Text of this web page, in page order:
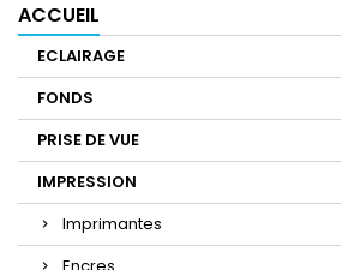
ACCUEIL
ECLAIRAGE
FONDS
PRISE DE VUE
IMPRESSION
Imprimantes